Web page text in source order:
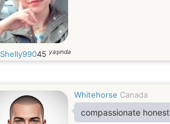
Shelly99045 yaşında
Whitehorse Canada
compassionate honest